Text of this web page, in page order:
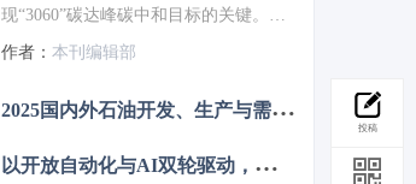
现“3060”碳达峰碳中和目标的关键。党
的二十大报告明确提出，积极稳妥推进
碳达峰碳中和，推进降碳、减污、扩
控，重点控制化石能源消费，逐步转向
顾 2023 年工业企业在节能降碳、绿色
作者： 本刊编辑部
2
025国内外石油开发、生产与需求述评-目录
以
开放自动化与AI双轮驱动，定义中国未来工业新范式
投稿